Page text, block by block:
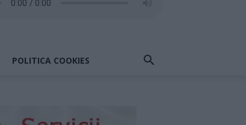
POLITICA COOKIES